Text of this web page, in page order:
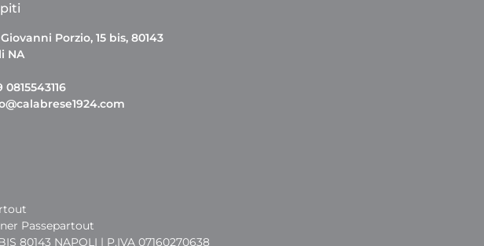
Porzio, 15 bis, 80143
NA
0815543116
Passepartout
80143 NAPOLI | P.IVA 07160270638